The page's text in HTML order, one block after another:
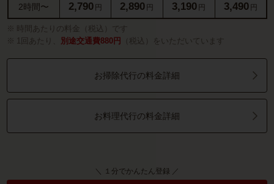
2時間〜 2,790 円 2,890 円 3,190 円 3,490 円
時間あたりの料金（税込）です
1回あたり、
別途交通費880円 （税込）をいただいています
お掃除代行の料金詳細
お料理代行の料金詳細
＼ １分でかんたん登録 ／